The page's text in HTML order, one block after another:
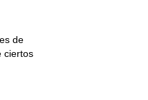
de
ciertos